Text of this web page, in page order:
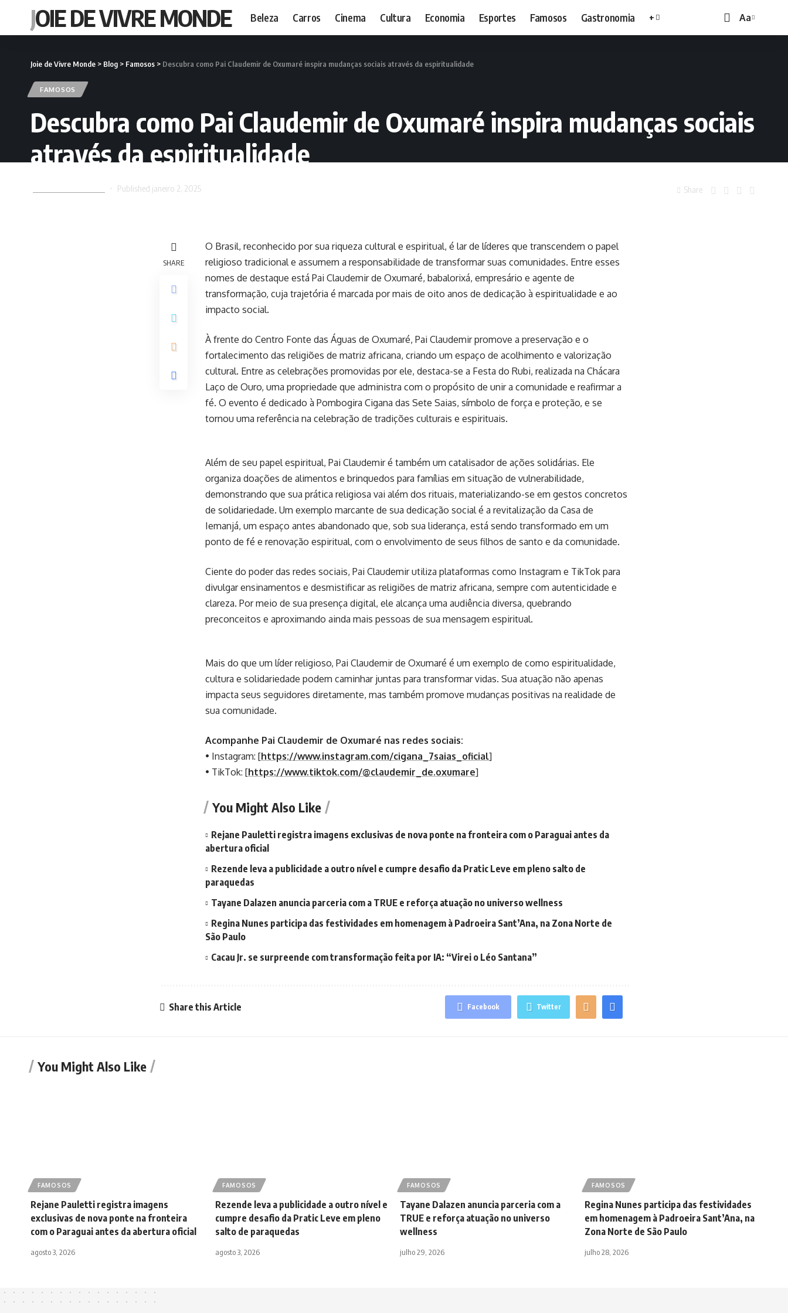
JOIE DE VIVRE MONDE Beleza Carros Cinema Cultura Economia Esportes Famosos Gastronomia + Aa
Joie de Vivre Monde > Blog > Famosos > Descubra como Pai Claudemir de Oxumaré inspira mudanças sociais através da espiritualidade
FAMOSOS
Descubra como Pai Claudemir de Oxumaré inspira mudanças sociais
através da espiritualidade
Published janeiro 2, 2025 Share
SHARE
O Brasil, reconhecido por sua riqueza cultural e espiritual, é lar de líderes que transcendem o papel
religioso tradicional e assumem a responsabilidade de transformar suas comunidades. Entre esses
nomes de destaque está Pai Claudemir de Oxumaré, babalorixá, empresário e agente de
transformação, cuja trajetória é marcada por mais de oito anos de dedicação à espiritualidade e ao
impacto social.
À frente do Centro Fonte das Águas de Oxumaré, Pai Claudemir promove a preservação e o
fortalecimento das religiões de matriz africana, criando um espaço de acolhimento e valorização
cultural. Entre as celebrações promovidas por ele, destaca-se a Festa do Rubi, realizada na Chácara
Laço de Ouro, uma propriedade que administra com o propósito de unir a comunidade e reafirmar a
fé. O evento é dedicado à Pombogira Cigana das Sete Saias, símbolo de força e proteção, e se
tornou uma referência na celebração de tradições culturais e espirituais.
Além de seu papel espiritual, Pai Claudemir é também um catalisador de ações solidárias. Ele
organiza doações de alimentos e brinquedos para famílias em situação de vulnerabilidade,
demonstrando que sua prática religiosa vai além dos rituais, materializando-se em gestos concretos
de solidariedade. Um exemplo marcante de sua dedicação social é a revitalização da Casa de
Iemanjá, um espaço antes abandonado que, sob sua liderança, está sendo transformado em um
ponto de fé e renovação espiritual, com o envolvimento de seus filhos de santo e da comunidade.
Ciente do poder das redes sociais, Pai Claudemir utiliza plataformas como Instagram e TikTok para
divulgar ensinamentos e desmistificar as religiões de matriz africana, sempre com autenticidade e
clareza. Por meio de sua presença digital, ele alcança uma audiência diversa, quebrando
preconceitos e aproximando ainda mais pessoas de sua mensagem espiritual.
Mais do que um líder religioso, Pai Claudemir de Oxumaré é um exemplo de como espiritualidade,
cultura e solidariedade podem caminhar juntas para transformar vidas. Sua atuação não apenas
impacta seus seguidores diretamente, mas também promove mudanças positivas na realidade de
sua comunidade.
Acompanhe Pai Claudemir de Oxumaré nas redes sociais:
• Instagram: [https://www.instagram.com/cigana_7saias_oficial]
• TikTok: [https://www.tiktok.com/@claudemir_de.oxumare]
You Might Also Like
Rejane Pauletti registra imagens exclusivas de nova ponte na fronteira com o Paraguai antes da
abertura oficial
Rezende leva a publicidade a outro nível e cumpre desafio da Pratic Leve em pleno salto de
paraquedas
Tayane Dalazen anuncia parceria com a TRUE e reforça atuação no universo wellness
Regina Nunes participa das festividades em homenagem à Padroeira Sant’Ana, na Zona Norte de
São Paulo
Cacau Jr. se surpreende com transformação feita por IA: “Virei o Léo Santana”
Share this Article Facebook Twitter
You Might Also Like
FAMOSOS
Rejane Pauletti registra imagens
exclusivas de nova ponte na fronteira
com o Paraguai antes da abertura oficial
agosto 3, 2026
FAMOSOS
Rezende leva a publicidade a outro nível e
cumpre desafio da Pratic Leve em pleno
salto de paraquedas
agosto 3, 2026
FAMOSOS
Tayane Dalazen anuncia parceria com a
TRUE e reforça atuação no universo
wellness
julho 29, 2026
FAMOSOS
Regina Nunes participa das festividades
em homenagem à Padroeira Sant’Ana, na
Zona Norte de São Paulo
julho 28, 2026